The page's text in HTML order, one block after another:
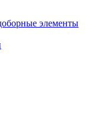
элементы